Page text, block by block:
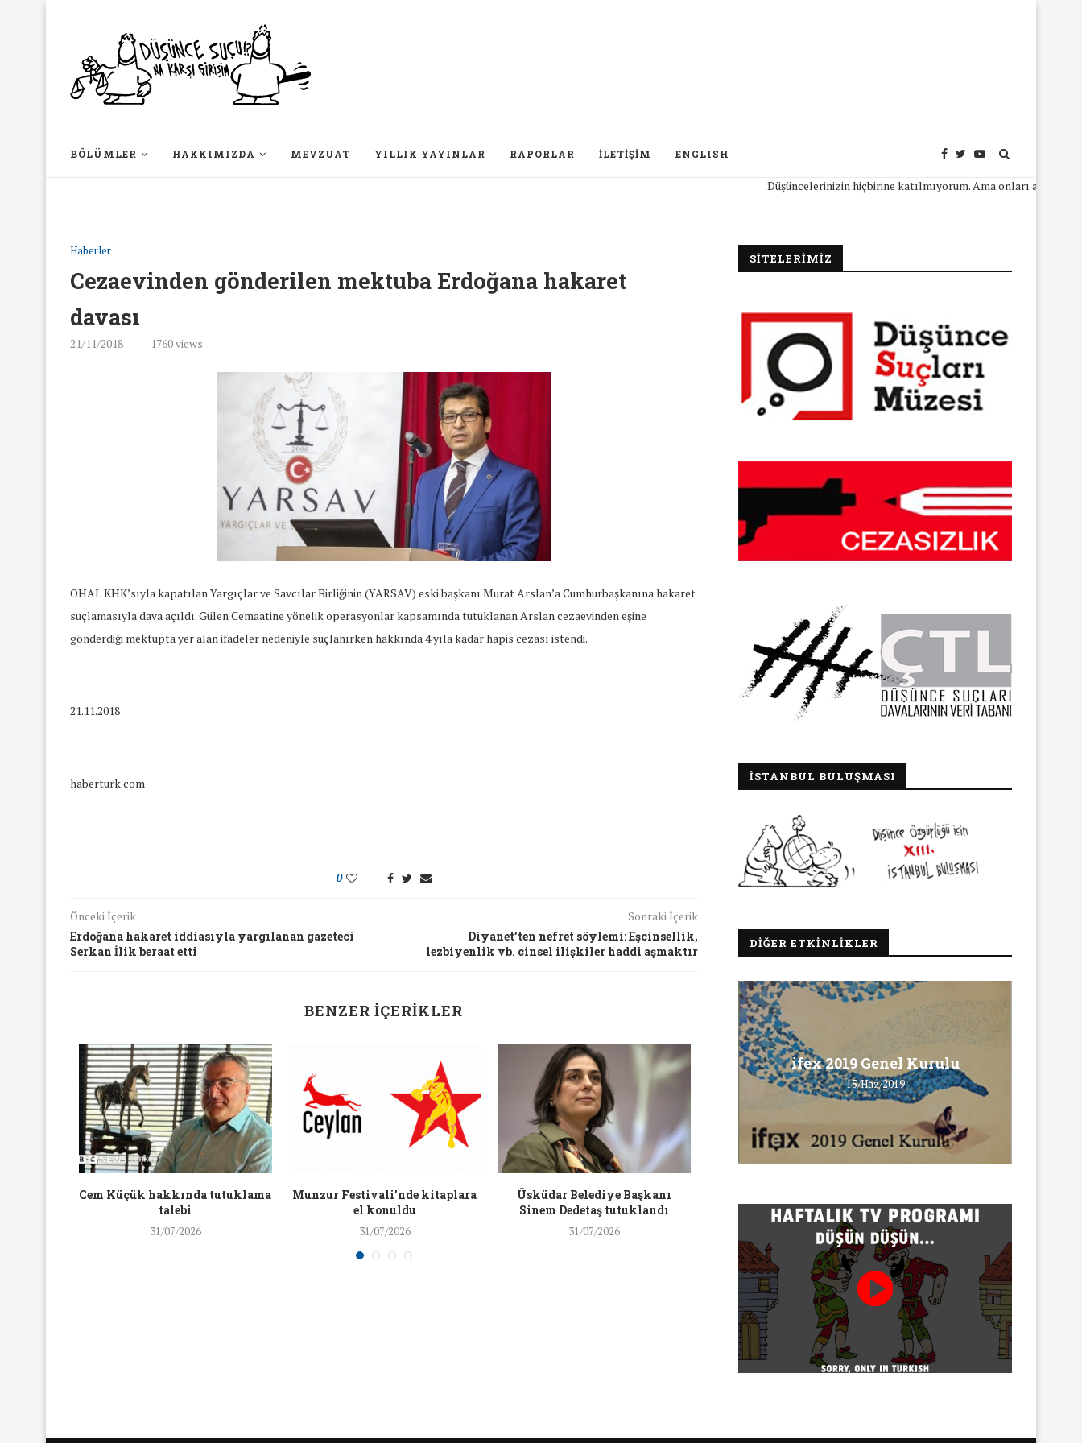
BÖLÜMLER HAKKIMIZDA MEVZUAT YILLIK YAYINLAR RAPORLAR İLETIŞIM ENGLISH
Düşüncelerinizin hiçbirine katılmıyorum. Ama onları açıkça ifade
Haberler
Cezaevinden gönderilen mektuba Erdoğana hakaret
davası
21/11/2018 1760views
OHAL KHK’sıyla kapatılan Yargıçlar ve Savcılar Birliğinin (YARSAV) eski başkanı Murat Arslan’a Cumhurbaşkanına hakaret
suçlamasıyla dava açıldı. Gülen Cemaatine yönelik operasyonlar kapsamında tutuklanan Arslan cezaevinden eşine
gönderdiği mektupta yer alan ifadeler nedeniyle suçlanırken hakkında 4 yıla kadar hapis cezası istendi.
21.11.2018
haberturk.com
0
Önceki İçerik
Erdoğana hakaret iddiasıyla yargılanan gazeteci
Serkan İlik beraat etti
Sonraki İçerik
Diyanet’ten nefret söylemi: Eşcinsellik,
lezbiyenlik vb. cinsel ilişkiler haddi aşmaktır
BENZER İÇERIKLER
Cem Küçük hakkında tutuklama
talebi
31/07/2026
Munzur Festivali’nde kitaplara
el konuldu
31/07/2026
Üsküdar Belediye Başkanı
Sinem Dedetaş tutuklandı
31/07/2026
JINNEWS’in Türkçe X hesabına
erişim engeli
30/07/2026
hakkında soruşturma
SİTELERİMİZ
İSTANBUL BULUŞMASI
DIĞER ETKINLIKLER
Yaş Ayrımcılığı
Konuştuk
Mart Ayında Nefret Söylemi
Konuştuk
19/Mar/2018
Şubat Ayında Çatışma Çözümü
Konuştuk
26/Şub/2018
ifex 2019 Genel Kurulu
15/Haz/2019